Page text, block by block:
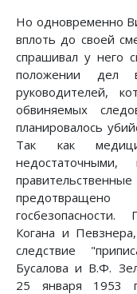
Но одновременно
вплоть до своей
спрашивал у него
положении дел
руководителей,
обвиняемых
планировалось
Так как
недостаточными,
Когана и
следствие
Бусалова и В.Ф.
25 января 1953